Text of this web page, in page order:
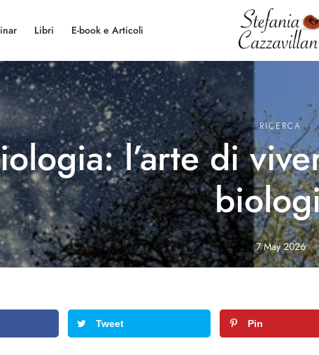
Libri E-book e Articoli
RICERCA
l’arte di
7 May 2026
Tweet Pin